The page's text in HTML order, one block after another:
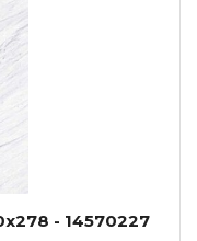
- 14570227